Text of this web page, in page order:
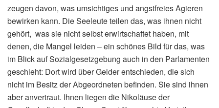
zeugen davon, was umsichtiges und angstfreies Agieren
bewirken kann. Die Seeleute teilen das, was ihnen nicht
gehört, was sie nicht selbst erwirtschaftet haben, mit
denen, die Mangel leiden – ein schönes Bild für das, was
im Blick auf Sozialgesetzgebung auch in den Parlamenten
geschieht: Dort wird über Gelder entschieden, die sich
nicht im Besitz der Abgeordneten befinden. Sie sind ihnen
aber anvertraut. Ihnen liegen die Nikoläuse der